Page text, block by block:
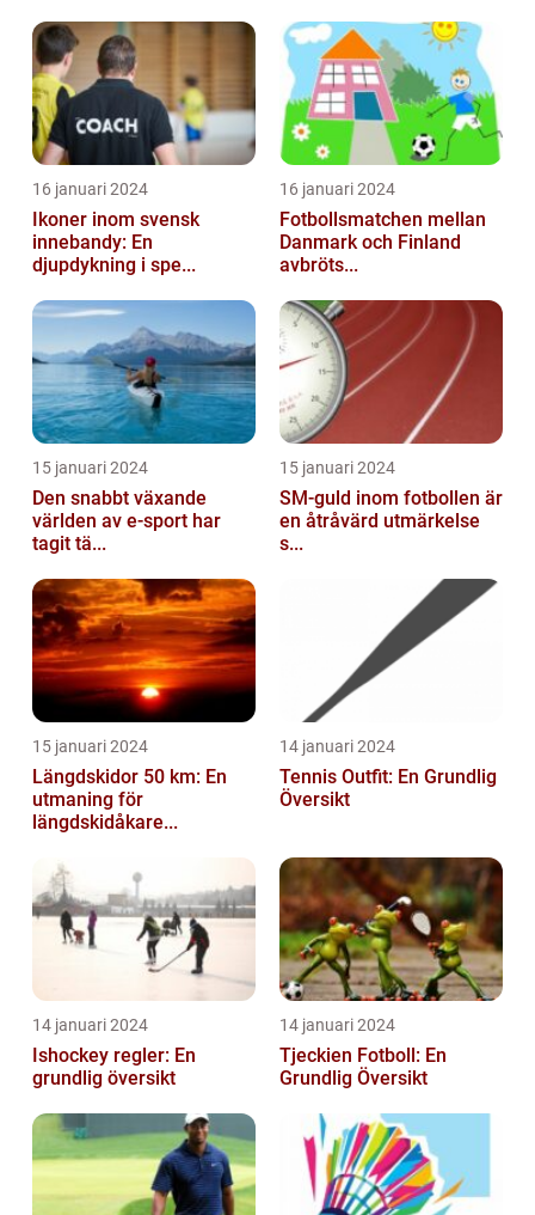
16 januari 2024
Ikoner inom svensk
innebandy: En
djupdykning i spe...
16 januari 2024
Fotbollsmatchen mellan
Danmark och Finland
avbröts...
15 januari 2024
Den snabbt växande
världen av e-sport har
tagit tä...
15 januari 2024
SM-guld inom fotbollen är
en åtråvärd utmärkelse
s...
15 januari 2024
Längdskidor 50 km: En
utmaning för
längdskidåkare...
14 januari 2024
Tennis Outfit: En Grundlig
Översikt
14 januari 2024
Ishockey regler: En
grundlig översikt
14 januari 2024
Tjeckien Fotboll: En
Grundlig Översikt